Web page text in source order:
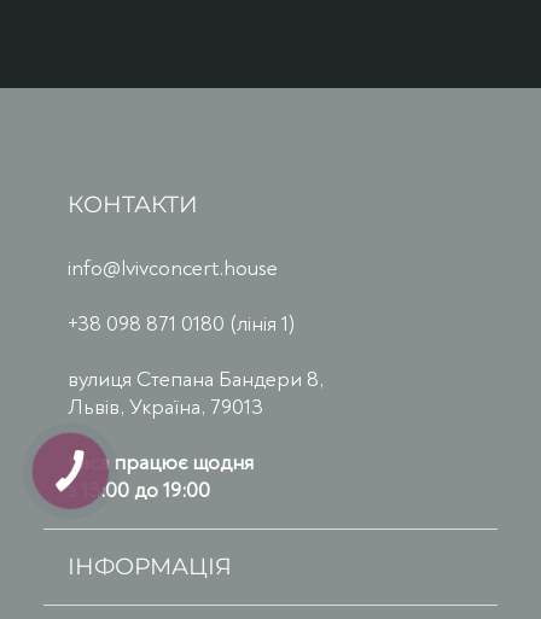
КОНТАКТИ
info@lvivconcert.house
+38 098 871 0180 (лінія 1)
вулиця Степана Бандери 8,
Львів, Україна, 79013
Каса працює щодня
з 13:00 до 19:00
ІНФОРМАЦІЯ